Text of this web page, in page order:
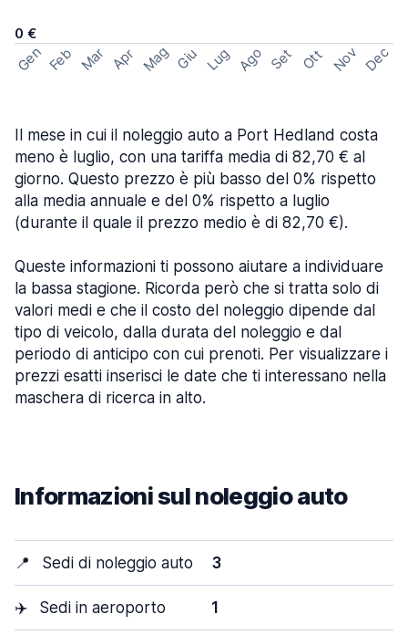
0 €
Gen Feb Mar Apr Mag Giu Lug Ago Set Ott Nov Dec
Il mese in cui il noleggio auto a Port Hedland costa
meno è luglio, con una tariffa media di 82,70 € al
giorno. Questo prezzo è più basso del 0% rispetto
alla media annuale e del 0% rispetto a luglio
(durante il quale il prezzo medio è di 82,70 €).
Queste informazioni ti possono aiutare a individuare
la bassa stagione. Ricorda però che si tratta solo di
valori medi e che il costo del noleggio dipende dal
tipo di veicolo, dalla durata del noleggio e dal
periodo di anticipo con cui prenoti. Per visualizzare i
prezzi esatti inserisci le date che ti interessano nella
maschera di ricerca in alto.
Informazioni sul noleggio auto
📍 Sedi di noleggio auto 3
✈️ Sedi in aeroporto 1